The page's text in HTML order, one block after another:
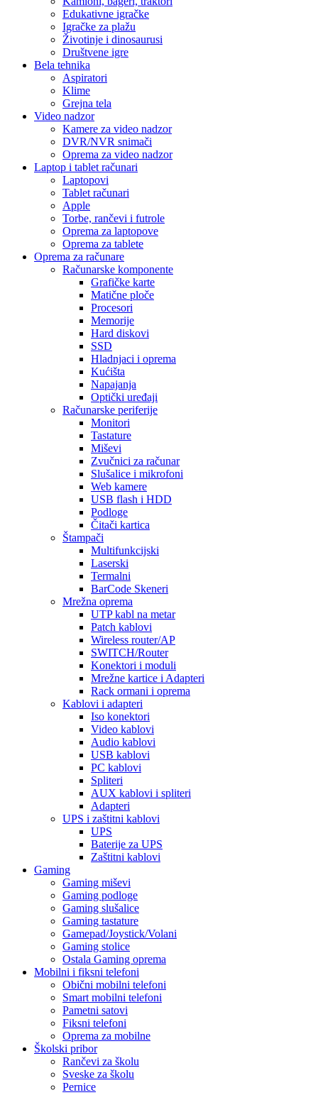
Edukativne igračke
Igračke za plažu
Životinje i dinosaurusi
Društvene igre
Bela tehnika
Aspiratori
Klime
Grejna tela
Video nadzor
Kamere za video nadzor
DVR/NVR snimači
Oprema za video nadzor
Laptop i tablet računari
Laptopovi
Tablet računari
Apple
Torbe, rančevi i futrole
Oprema za laptopove
Oprema za tablete
Oprema za računare
Računarske komponente
Grafičke karte
Matične ploče
Procesori
Memorije
Hard diskovi
SSD
Hladnjaci i oprema
Kućišta
Napajanja
Optički uređaji
Računarske periferije
Monitori
Tastature
Miševi
Zvučnici za računar
Slušalice i mikrofoni
Web kamere
USB flash i HDD
Podloge
Čitači kartica
Štampači
Multifunkcijski
Laserski
Termalni
BarCode Skeneri
Mrežna oprema
UTP kabl na metar
Patch kablovi
Wireless router/AP
SWITCH/Router
Konektori i moduli
Mrežne kartice i Adapteri
Rack ormani i oprema
Kablovi i adapteri
Iso konektori
Video kablovi
Audio kablovi
USB kablovi
PC kablovi
Spliteri
AUX kablovi i spliteri
Adapteri
UPS i zaštitni kablovi
UPS
Baterije za UPS
Zaštitni kablovi
Gaming
Gaming miševi
Gaming podloge
Gaming slušalice
Gaming tastature
Gamepad/Joystick/Volani
Gaming stolice
Ostala Gaming oprema
Mobilni i fiksni telefoni
Obični mobilni telefoni
Smart mobilni telefoni
Pametni satovi
Fiksni telefoni
Oprema za mobilne
Školski pribor
Rančevi za školu
Sveske za školu
Pernice